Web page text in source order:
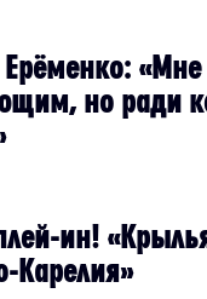
Ерёменко:
но ради
ин!
Карелия»